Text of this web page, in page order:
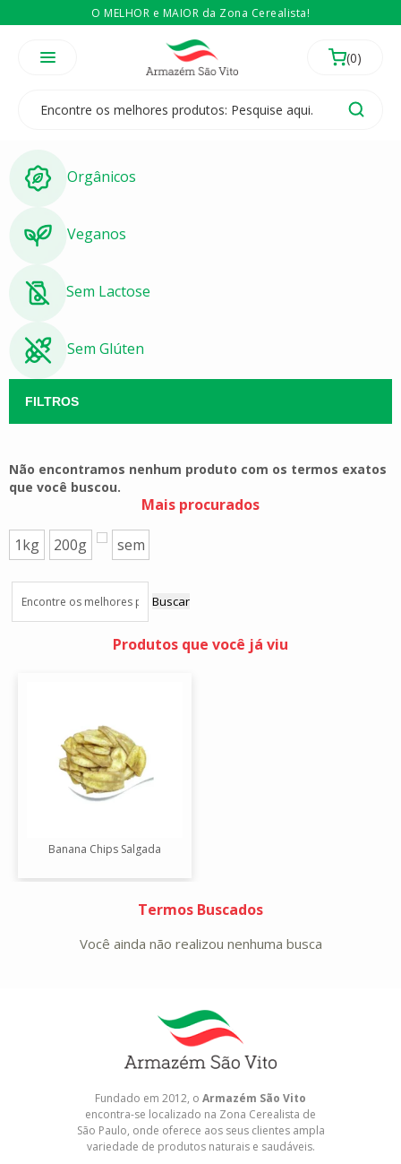
O MELHOR e MAIOR da Zona Cerealista!
Temos 3 lojas físicas na Zona Cerealista de São Paulo!
É revendedor? EntãoCompre no atacado
Orgânicos
Veganos
Sem Lactose
Sem Glúten
Não encontramos nenhum produto com os termos exatos
que você buscou.
Mais procurados
1kg 200g sem
Buscar
Produtos que você já viu
Banana Chips Salgada
Termos Buscados
Você ainda não realizou nenhuma busca
Fundado em 2012, o Armazém São Vito
encontra-se localizado na Zona Cerealista de
São Paulo, onde oferece aos seus clientes ampla
variedade de produtos naturais e saudáveis.